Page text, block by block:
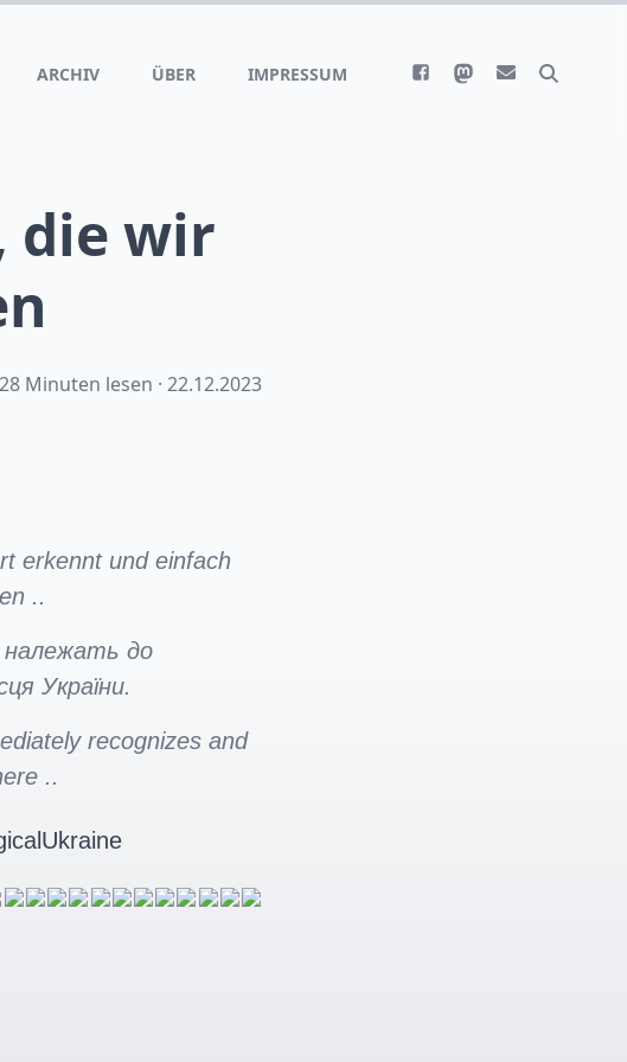
ARCHIV ÜBER IMPRESSUM
die wir
Minuten lesen · 22.12.2023
erkennt und einfach
..
належать до
України.
recognizes and
..